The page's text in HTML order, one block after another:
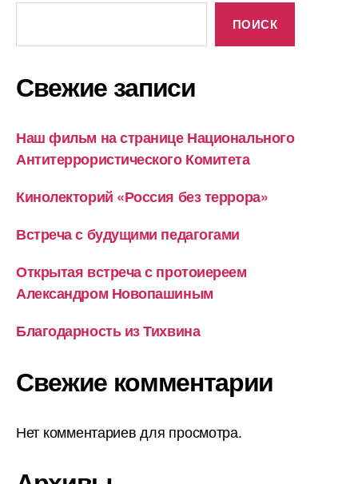
ПОИСК
Свежие записи
Наш фильм на странице Национального
Антитеррористического Комитета
Кинолекторий «Россия без террора»
Встреча с будущими педагогами
Открытая встреча с протоиереем
Александром Новопашиным
Благодарность из Тихвина
Свежие комментарии
Нет комментариев для просмотра.